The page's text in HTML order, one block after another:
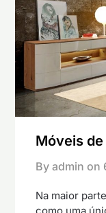
Móveis de
By admin on
Na maior
como uma